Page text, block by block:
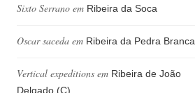
Sixto Serrano em Ribeira da Soca
Oscar saceda em Ribeira da Pedra Branca
Vertical expeditions em Ribeira de João
Delgado (C)